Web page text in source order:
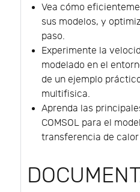
Vea cómo
sus modelos, y
paso.
Experimente la
modelado en el
de un ejemplo
multifisica.
Aprenda las
COMSOL para el
transferencia de